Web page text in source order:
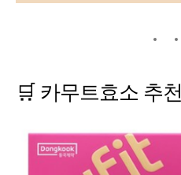
🛒 카무트효소 추천